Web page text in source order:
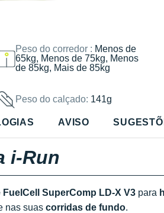
Peso do corredor : Menos de
65kg, Menos de 75kg, Menos
de 85kg, Mais de 85kg
Peso do calçado: 141g
AVISO
i-Run
SuperComp LD-X V3 para
nas suas corridas de fundo.